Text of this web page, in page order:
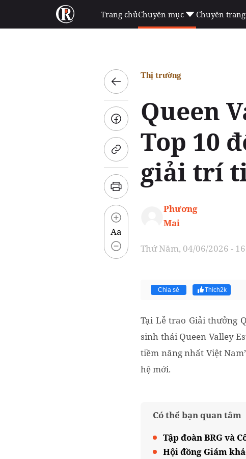
Trang chủChuyên mục Chuyên trang
Aa
Thị trường
Queen
Top 10
giải trí
Phương
Mai
Thứ Năm, 04/06/2026 -
Chia sẻ Thích2k
Tại Lễ trao Giải thưởng
sinh thái Queen Valley
tiềm năng nhất Việt
hệ mới.
Có thể bạn quan tâm
Tập đoàn BRG và
Hội đồng Giám